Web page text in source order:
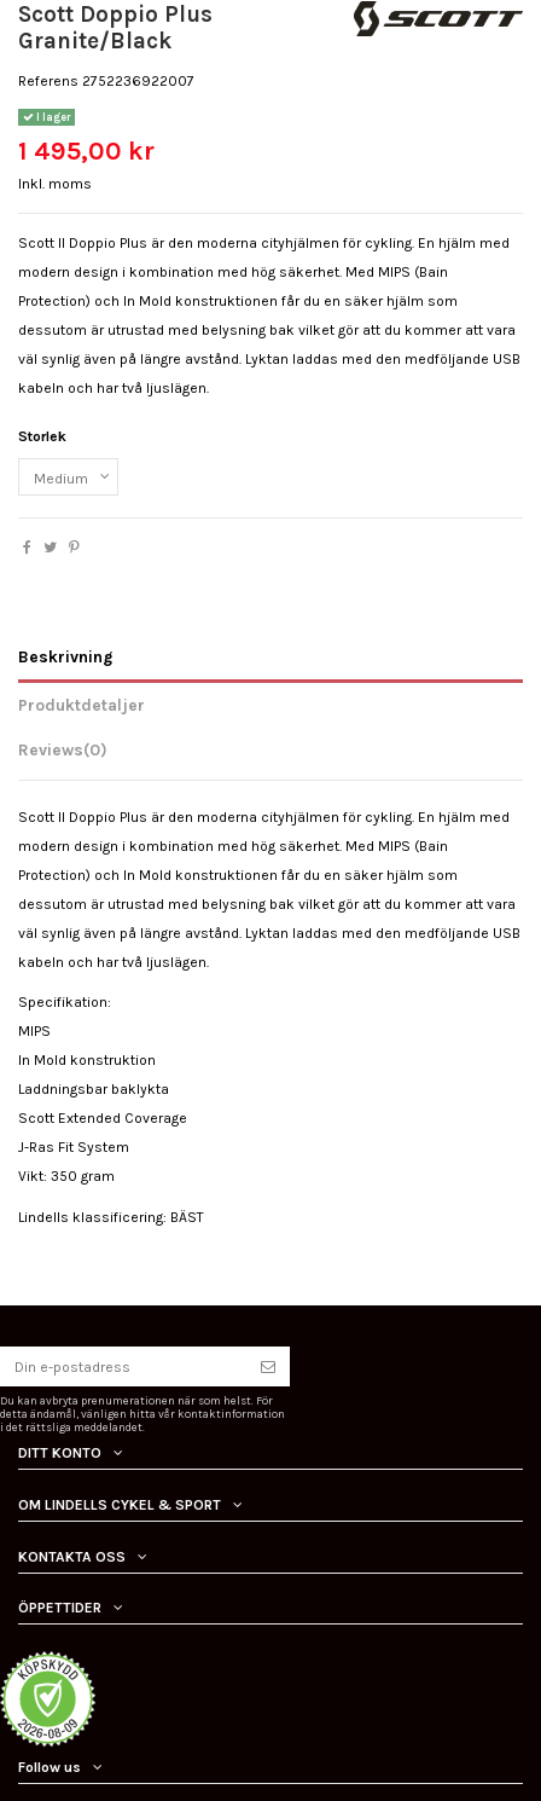
Scott Doppio Plus
Granite/Black
Referens 2752236922007
I lager
1 495,00 kr
Inkl. moms
Scott II Doppio Plus är den moderna cityhjälmen för cykling. En hjälm med
modern design i kombination med hög säkerhet. Med MIPS (Bain
Protection) och In Mold konstruktionen får du en säker hjälm som
dessutom är utrustad med belysning bak vilket gör att du kommer att vara
väl synlig även på längre avstånd. Lyktan laddas med den medföljande USB
kabeln och har två ljuslägen.
Storlek
Beskrivning
Produktdetaljer
Reviews(0)
Scott II Doppio Plus är den moderna cityhjälmen för cykling. En hjälm med
modern design i kombination med hög säkerhet. Med MIPS (Bain
Protection) och In Mold konstruktionen får du en säker hjälm som
dessutom är utrustad med belysning bak vilket gör att du kommer att vara
väl synlig även på längre avstånd. Lyktan laddas med den medföljande USB
kabeln och har två ljuslägen.
Specifikation:
MIPS
In Mold konstruktion
Laddningsbar baklykta
Scott Extended Coverage
J-Ras Fit System
Vikt: 350 gram
Lindells klassificering: BÄST
Du kan avbryta prenumerationen när som helst. För
detta ändamål, vänligen hitta vår kontaktinformation
i det rättsliga meddelandet.
DITT KONTO
OM LINDELLS CYKEL & SPORT
KONTAKTA OSS
ÖPPETTIDER
Follow us